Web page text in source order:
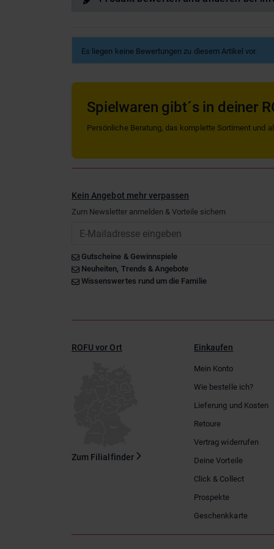
Es liegen keine Bewertungen zu diesem Artikel vor.
Spielwaren gibt´s in deiner
Persönliche Beratung, das komplette Sortiment und
Kein Angebot mehr verpassen
Zum Newsletter anmelden & Vorteile sichern
Gutscheine & Gewinnspiele
Neuheiten, Trends & Angebote
Wissenswertes rund um die Familie
ROFU vor Ort
Zum Filialfinder
Einkaufen
Mein Konto
Wie bestelle ich?
Lieferung und Kosten
Retoure
Vertrag widerrufen
Deine Vorteile
Click & Collect
Prospekte
Geschenkkarte